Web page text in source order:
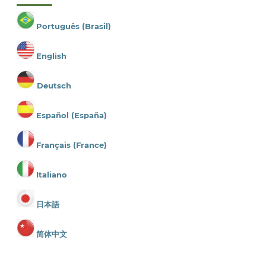
Português (Brasil)
English
Deutsch
Español (España)
Français (France)
Italiano
日本語
简体中文